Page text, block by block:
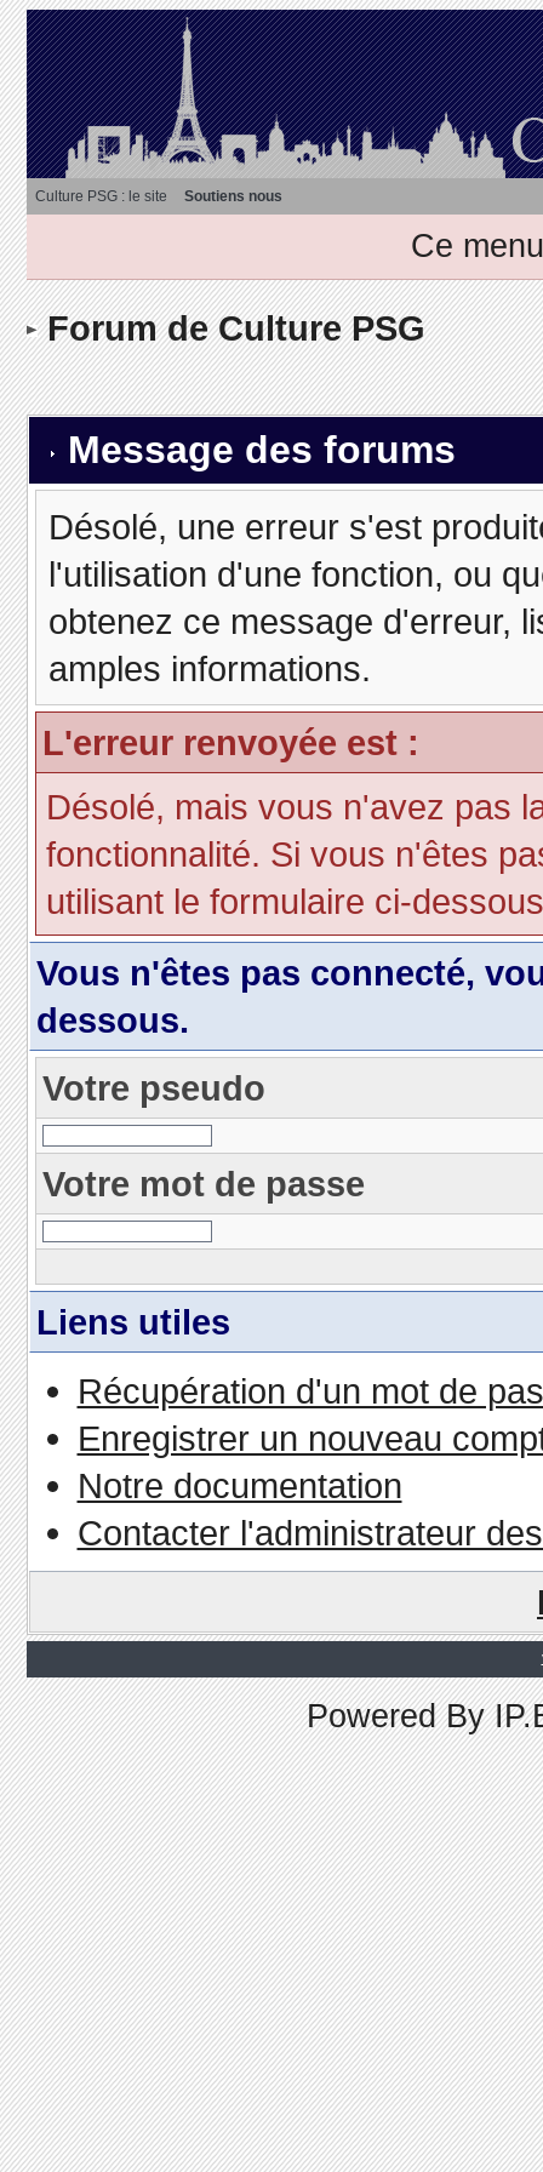
Culture PSG : le site Soutiens nous
Ce
Forum de Culture PSG
Message des forums
Désolé, une erreur s'est
l'utilisation d'une fonction, ou
obtenez ce message d'erreur,
amples informations.
L'erreur renvoyée est :
Désolé, mais vous n'avez pas
fonctionnalité. Si vous n'êtes
utilisant le formulaire ci-
Vous n'êtes pas connecté,
dessous.
Votre pseudo
Votre mot de passe
Liens utiles
Récupération d'un mot de
Enregistrer un nouveau
Notre documentation
Contacter l'administrateur
Powered By